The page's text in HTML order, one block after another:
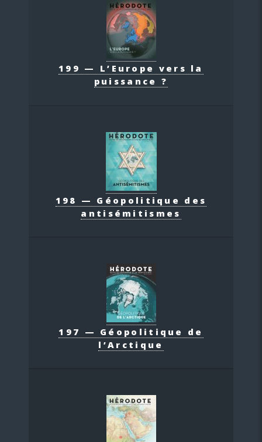
199 — L’Europe vers la
puissance ?
198 — Géopolitique des
antisémitismes
197 — Géopolitique de
l’Arctique